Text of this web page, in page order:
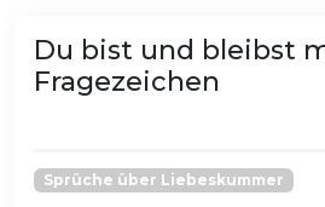
Du bist und bleibst
Fragezeichen
Sprüche über Liebeskummer